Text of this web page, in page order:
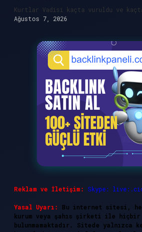
Kurtlar Vadisi kaçta vuruldu ve
Ağustos 7, 2026
Reklam ve İletişim: Skype:
Yasal Uyarı:
Bu internet sitesi,
kurum veya şahıs şirketi ile hiçbir
bulunmamaktadır. Sitede yalnızca